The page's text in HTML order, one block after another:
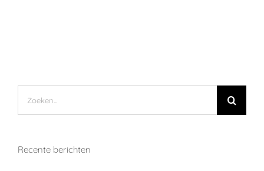
Recente berichten